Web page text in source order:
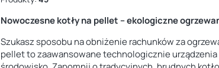
Nowoczesne kotły na pellet – ekologiczne
Szukasz sposobu na obniżenie rachunków za
pellet to zaawansowane technologicznie